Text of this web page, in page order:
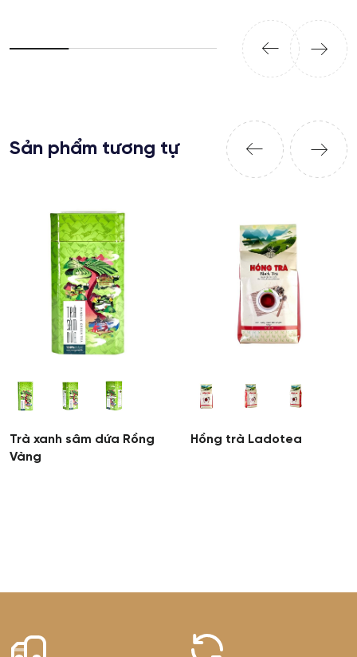
Sản phẩm tương tự
Trà xanh sâm dứa Rồng
Vàng
Hồng trà Ladotea